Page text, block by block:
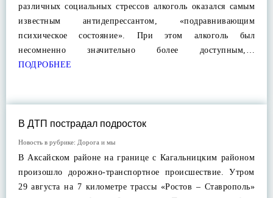
различных социальных стрессов алкоголь оказался самым
известным антидепрессантом, «подравнивающим
психическое состояние». При этом алкоголь был
несомненно значительно более доступным,…
ПОДРОБНЕЕ
В ДТП пострадал подросток
Новость в рубрике: Дорога и мы
В Аксайском районе на границе с Кагальницким районом
произошло дорожно-транспортное происшествие. Утром
29 августа на 7 километре трассы «Ростов – Ставрополь»